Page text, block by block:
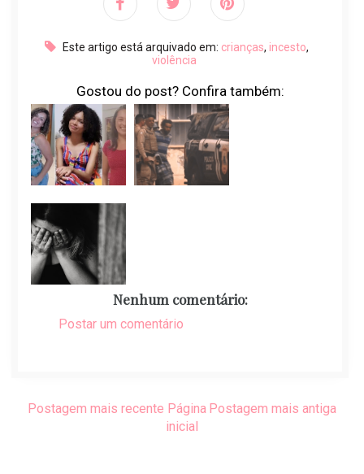
Este artigo está arquivado em: crianças, incesto,
violência
Gostou do post? Confira também:
Nenhum comentário:
Postar um comentário
Postagem mais recente Postagem mais antiga
Página
inicial